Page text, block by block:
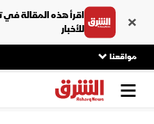
اقرأ هذه المقالة
للأخبار
مواقعنا